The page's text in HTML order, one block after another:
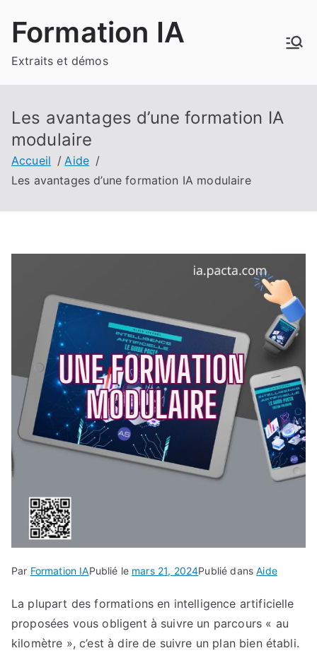
Formation IA
Extraits et démos
Les avantages d’une formation IA
modulaire
Accueil
Aide
Les avantages d’une formation IA modulaire
Par Formation IAPublié le mars 21, 2024Publié dansAide
La plupart des formations en intelligence artificielle
proposées vous obligent à suivre un parcours « au
kilomètre », c’est à dire de suivre un plan bien établi.